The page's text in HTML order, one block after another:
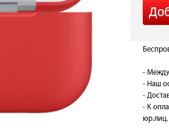
-
- Наш
-
- К
юр.лиц.